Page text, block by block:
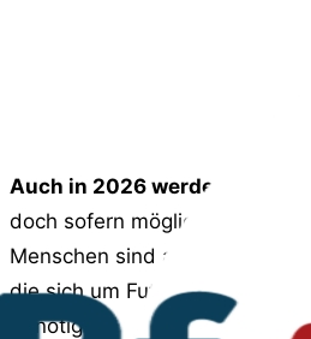
Auch in 2026 werden wir
doch sofern möglich, werden
Menschen sind
die sich um Futterkolonien in
benötigen.